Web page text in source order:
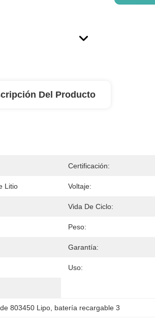
Del Producto
Certificación:
Litio Voltaje:
Vida De Ciclo:
Peso:
Garantía:
Uso:
803450 Lipo batería recargable 3